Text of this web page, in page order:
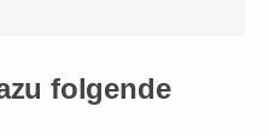
folgende